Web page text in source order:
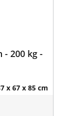
- 200 kg -
x 67 x 85 cm